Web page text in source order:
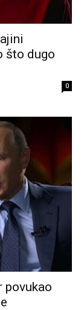
što dugo
0
povukao